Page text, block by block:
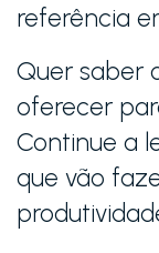
referência
Quer saber
oferecer
Continue a
que vão